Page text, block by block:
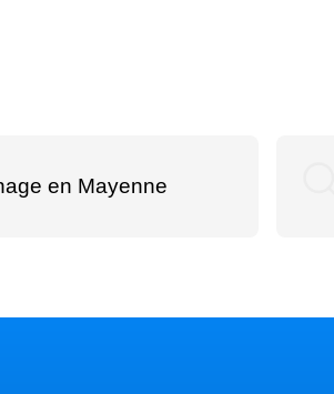
en Mayenne